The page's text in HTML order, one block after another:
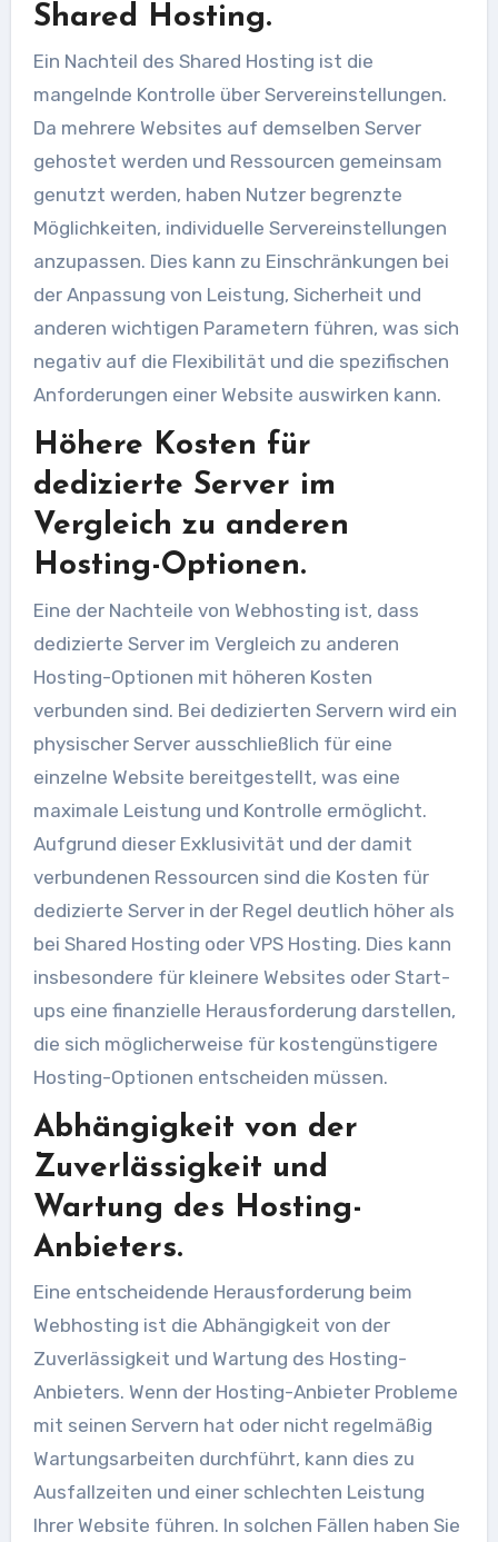
Shared Hosting.
Ein Nachteil des Shared Hosting ist die
mangelnde Kontrolle über Servereinstellungen.
Da mehrere Websites auf demselben Server
gehostet werden und Ressourcen gemeinsam
genutzt werden, haben Nutzer begrenzte
Möglichkeiten, individuelle Servereinstellungen
anzupassen. Dies kann zu Einschränkungen bei
der Anpassung von Leistung, Sicherheit und
anderen wichtigen Parametern führen, was sich
negativ auf die Flexibilität und die spezifischen
Anforderungen einer Website auswirken kann.
Höhere Kosten für
dedizierte Server im
Vergleich zu anderen
Hosting-Optionen.
Eine der Nachteile von Webhosting ist, dass
dedizierte Server im Vergleich zu anderen
Hosting-Optionen mit höheren Kosten
verbunden sind. Bei dedizierten Servern wird ein
physischer Server ausschließlich für eine
einzelne Website bereitgestellt, was eine
maximale Leistung und Kontrolle ermöglicht.
Aufgrund dieser Exklusivität und der damit
verbundenen Ressourcen sind die Kosten für
dedizierte Server in der Regel deutlich höher als
bei Shared Hosting oder VPS Hosting. Dies kann
insbesondere für kleinere Websites oder Start-
ups eine finanzielle Herausforderung darstellen,
die sich möglicherweise für kostengünstigere
Hosting-Optionen entscheiden müssen.
Abhängigkeit von der
Zuverlässigkeit und
Wartung des Hosting-
Anbieters.
Eine entscheidende Herausforderung beim
Webhosting ist die Abhängigkeit von der
Zuverlässigkeit und Wartung des Hosting-
Anbieters. Wenn der Hosting-Anbieter Probleme
mit seinen Servern hat oder nicht regelmäßig
Wartungsarbeiten durchführt, kann dies zu
Ausfallzeiten und einer schlechten Leistung
Ihrer Website führen. In solchen Fällen haben Sie